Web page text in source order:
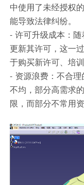
中使用了未经授权
能导致法律纠纷。
- 许可升级成本：
更新其许可，这一
于购买新许可、培
- 资源浪费：不合
不均，部分高需求的
限，而部分不常用